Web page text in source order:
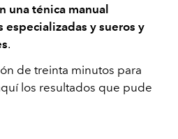
una ténica manual
especializadas y sueros y
.
de treinta minutos para
los resultados que pude